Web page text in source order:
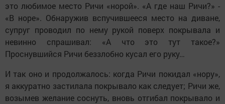
это любимое место Ричи «норой». «А где наш Ричи?» -
«В норе». Обнаружив вспучившееся место на диване,
супруг проводил по нему рукой поверх покрывала и
невинно спрашивал: «А что это тут такое?»
Проснувшийся Ричи беззлобно кусал его руку…
И так оно и продолжалось: когда Ричи покидал «нору»,
я аккуратно застилала покрывало как следует; Ричи же,
возымев желание соснуть, вновь отгибал покрывало и